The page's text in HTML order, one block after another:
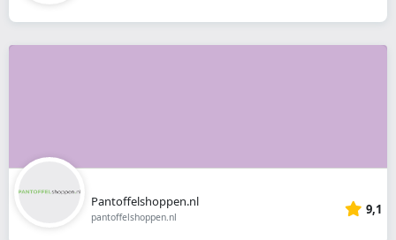
Pantoffelshoppen.nl
pantoffelshoppen.nl 9,1